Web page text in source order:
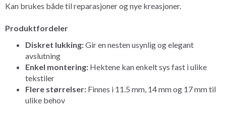
Kan brukes både til reparasjoner og nye kreasjoner.
Produktfordeler
Diskret lukking:Gir en nesten usynlig og elegant
avslutning
Enkel montering: Hektene kan enkelt sys fast i ulike
tekstiler
Flere størrelser: Finnes i 11.5 mm, 14 mm og 17 mm til
ulike behov